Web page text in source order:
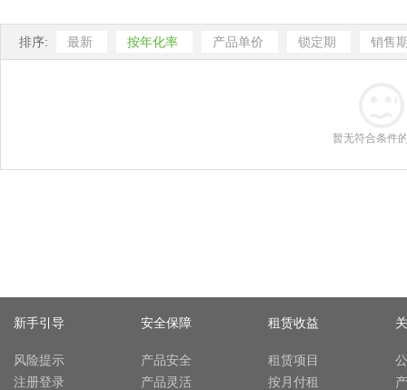
排序: 最新 按年化率 产品单价 锁定期 销售
暂无符合条件
新手引导
风险提示
注册登录
安全保障
产品安全
产品灵活
租赁收益
租赁项目
按月付租